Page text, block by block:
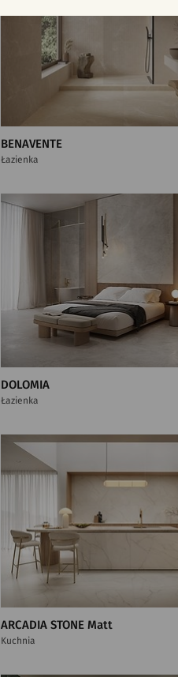
BENAVENTE
Łazienka
DOLOMIA
Łazienka
ARCADIA STONE Matt
Kuchnia